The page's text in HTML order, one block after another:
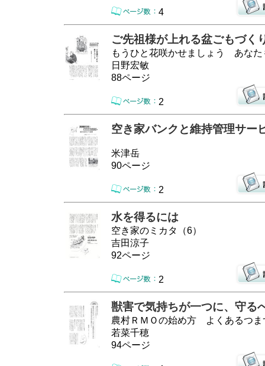
4
ご先祖様が上れる盆ごもづく
もうひと花咲かせましょう あなた
日野宏敏
88ページ
2
空き家バンクと維持管理サー
米津岳
90ページ
2
水を得るには
空き家のミカタ（6）
吉田涼子
92ページ
2
獣害で気持ちが一つに、守る
農村ＲＭＯの始め方 よくあるつま
若菜千穂
94ページ